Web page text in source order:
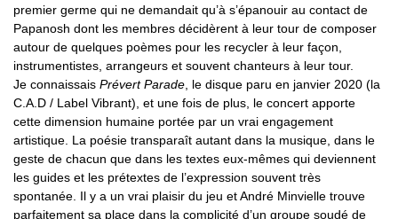
premier germe qui ne demandait qu’à s’épanouir au contact de
Papanosh dont les membres décidèrent à leur tour de composer
autour de quelques poèmes pour les recycler à leur façon,
instrumentistes, arrangeurs et souvent chanteurs à leur tour.
Je connaissais Prévert Parade , le disque paru en janvier 2020 (la
C.A.D / Label Vibrant), et une fois de plus, le concert apporte
cette dimension humaine portée par un vrai engagement
artistique. La poésie transparaît autant dans la musique, dans le
geste de chacun que dans les textes eux-mêmes qui deviennent
les guides et les prétextes de l’expression souvent très
spontanée. Il y a un vrai plaisir du jeu et André Minvielle trouve
parfaitement sa place dans la complicité d’un groupe soudé de